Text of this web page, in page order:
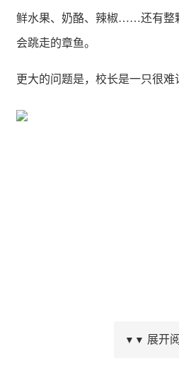
鲜水果、奶酪、辣椒……还有整
会跳走的章鱼。
更大的问题是，校长是一只很难
一切、奶酪叠加倍率、相同类别
▼▼ 展开